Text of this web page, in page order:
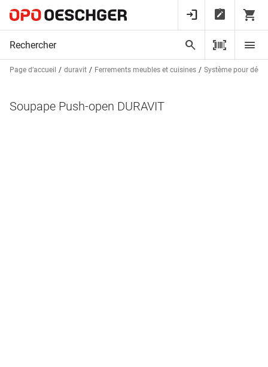
Page d’accueil duravit Ferrements meubles et cuisines Système pour
Soupape Push-open DURAVIT